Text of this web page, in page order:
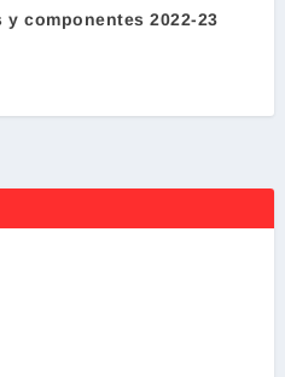
y componentes 2022-23